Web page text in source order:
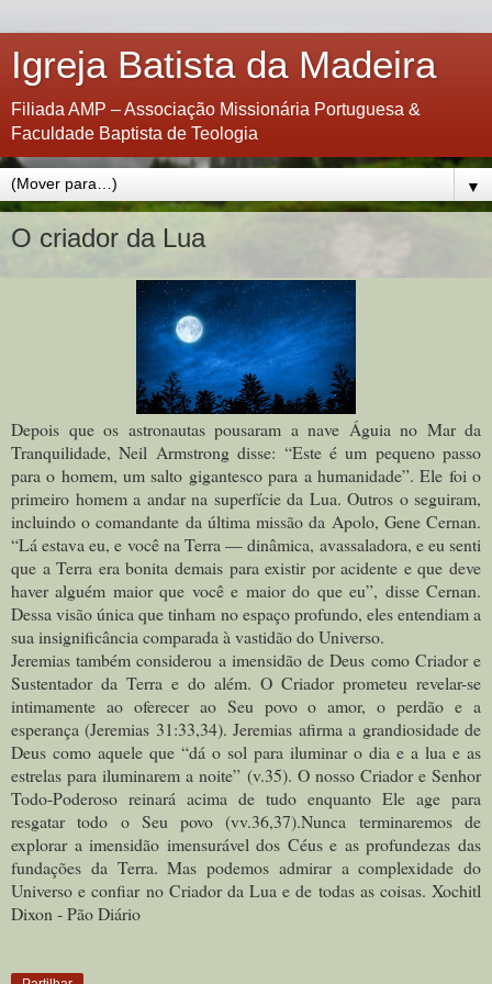
Igreja Batista da Madeira
Filiada AMP – Associação Missionária Portuguesa &
Faculdade Baptista de Teologia
▼
O criador da Lua
Depois que os astronautas pousaram a nave Águia no Mar da
Tranquilidade, Neil Armstrong disse: “Este é um pequeno passo
para o homem, um salto gigantesco para a humanidade”. Ele foi o
primeiro homem a andar na superfície da Lua. Outros o seguiram,
incluindo o comandante da última missão da Apolo, Gene Cernan.
“Lá estava eu, e você na Terra — dinâmica, avassaladora, e eu senti
que a Terra era bonita demais para existir por acidente e que deve
haver alguém maior que você e maior do que eu”, disse Cernan.
Dessa visão única que tinham no espaço profundo, eles entendiam a
sua insignificância comparada à vastidão do Universo.
Jeremias também considerou a imensidão de Deus como Criador e
Sustentador da Terra e do além. O Criador prometeu revelar-se
intimamente ao oferecer ao Seu povo o amor, o perdão e a
esperança (Jeremias 31:33,34). Jeremias afirma a grandiosidade de
Deus como aquele que “dá o sol para iluminar o dia e a lua e as
estrelas para iluminarem a noite” (v.35). O nosso Criador e Senhor
Todo-Poderoso reinará acima de tudo enquanto Ele age para
resgatar todo o Seu povo (vv.36,37).Nunca terminaremos de
explorar a imensidão imensurável dos Céus e as profundezas das
fundações da Terra. Mas podemos admirar a complexidade do
Universo e confiar no Criador da Lua e de todas as coisas. Xochitl
Dixon - Pão Diário